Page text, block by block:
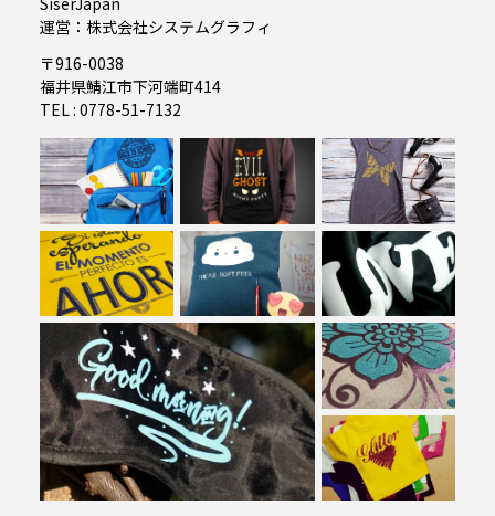
運営：株式会社システムグラフィ
〒916-0038
福井県鯖江市下河端町414
TEL : 0778-51-7132
02 03
04 05 06
07